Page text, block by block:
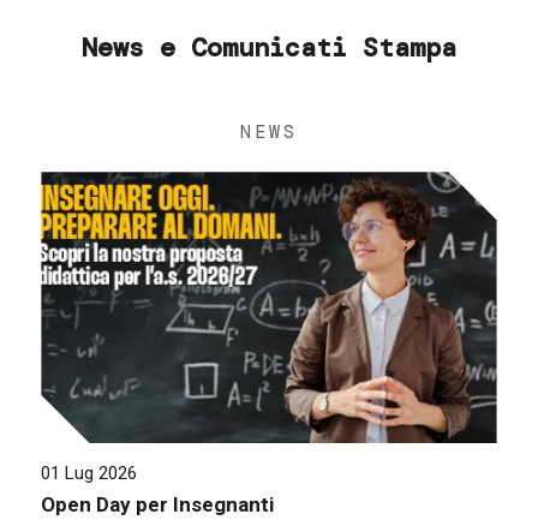
News e Comunicati Stampa
NEWS
01 Lug 2026
Open Day per Insegnanti